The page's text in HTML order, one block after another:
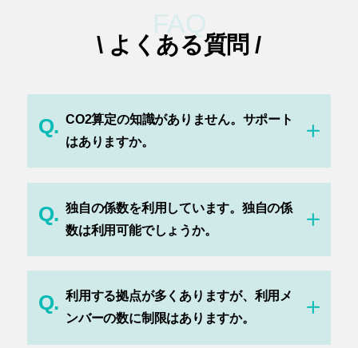
FAQ
\ よくある質問 /
Q. CO2算定の知識がありません。サポート
はありますか。
Q. 独自の係数を利用しています。独自の係
数は利用可能でしょうか。
Q. 利用する拠点が多くありますが、利用メ
ンバーの数に制限はありますか。